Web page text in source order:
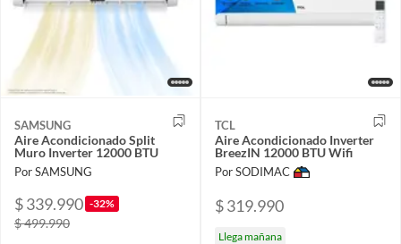
SAMSUNG
Aire Acondicionado Split
Muro Inverter 12000 BTU
Por SAMSUNG
$ 339.990 -32%
$ 499.990
TCL
Aire Acondicionado Inverter
BreezIN 12000 BTU Wifi
Por SODIMAC
$ 319.990
Llega mañana